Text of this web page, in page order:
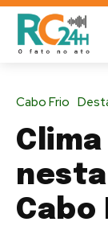
Cabo Frio
Cabo